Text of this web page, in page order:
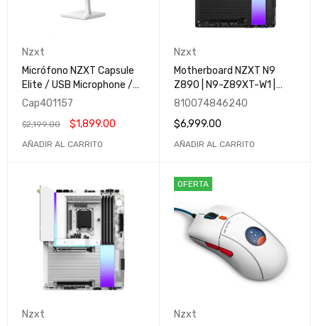
Nzxt
Micrófono NZXT Capsule
Elite / USB Microphone /
High Resolution / Ideal
Compatible con NZXT CAM
/ Adjustable Stand /
Cap401157
$2,199.00 $1,899.00
AÑADIR AL CARRITO
Nzxt
Motherboard NZXT N9
Z890 | N9-Z89XT-W1 |
LGA1851 | ATX | Wi-Fi 7 |
Gamer
810074846240
$6,999.00
AÑADIR AL CARRITO
Nzxt
OFERTA
Nzxt